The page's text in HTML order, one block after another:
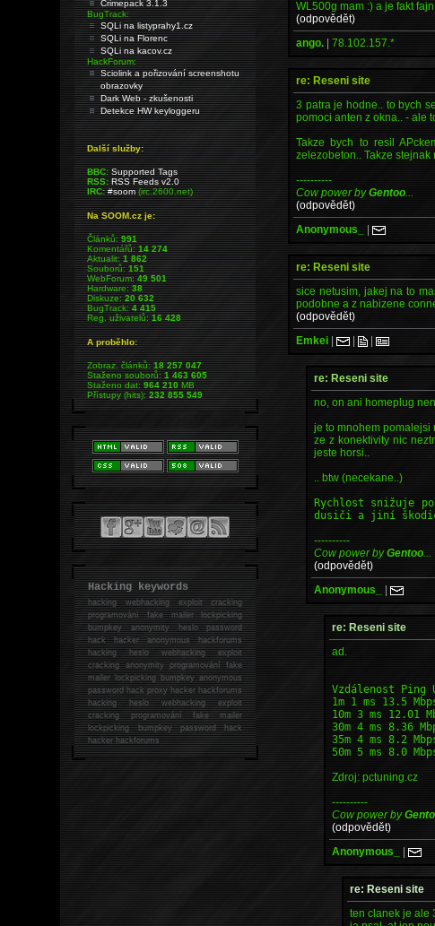
WL500g mam :) a je fakt
(odpovědět)
ango. |78.102.157.*
re: Reseni site
3 patra je hodne.. to bych
pomoci anten z okna.. - ale
Takze bych to resil
zelezobeton.. Takze stejnak
----------
Cow power byGentoo
(odpovědět)
Anonymous_
|
re: Reseni site
sice netusim, jakej na to
podobne a z nabizene
(odpovědět)
Emkei | | |
re: Reseni site
no, on ani homeplug
je to mnohem pomalejsi
ze z konektivity nic
jeste horsi..
.. btw (necekane..)
Rychlost snižuje
dusiči a jiní
----------
Cow power byGentoo
(odpovědět)
Anonymous_
|
re: Reseni site
ad.
Vzdálenost Ping
1m 1 ms 13.5
10m 3 ms 12.01
30m 4 ms 8.36
35m 4 ms 8.2
50m 5 ms 8.0
Zdroj: pctuning.cz
----------
Cow power by
(odpovědět)
Anonymous_
|
re: Reseni site
ten clanek je ale
Crimepack 3.1.3
BugTrack:
SQLi na listyprahy1.cz
SQLi na Florenc
SQLi na kacov.cz
HackForum:
Sciolink a pořizování screenshotu
obrazovky
Dark Web - zkušenosti
Detekce HW keyloggeru
Další služby:
BBC: Supported Tags
RSS: RSS Feeds v2.0
IRC: #soom(irc.2600.net)
Na SOOM.cz je:
Článků:991
Komentářů:14 274
Aktualit:1 862
Souborů:151
WebForum:49 501
Hardware:38
Diskuze:20 632
BugTrack:4 415
Reg. uživatelů:16 428
A proběhlo:
Zobraz. článků:18 257 047
Staženo souborů:1 463 605
Staženo dat:964 210MB
Přístupy (hits):232 855 549
Hacking keywords
hackingwebhacking exploit cracking
programování fake mailer lockpicking
bumpkey anonymity heslo password
hackhacker anonymous hackforums
hackingheslo webhacking exploit
cracking anonymity programování fake
mailer lockpicking bumpkey anonymous
password hack proxy hacker hackforums
hacking heslo webhacking exploit
cracking programování fake mailer
lockpicking bumpkey password hack
hackerhackforums